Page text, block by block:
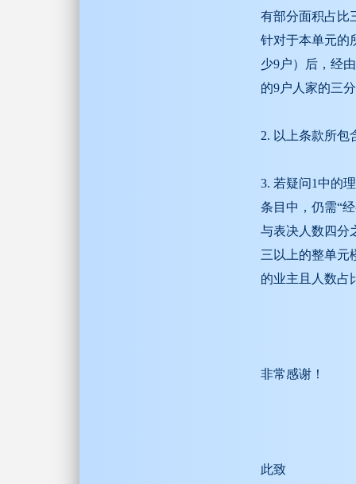
有部分面积占比
针对于本单元的
少9户）后，经
的9户人家的三
2. 以上条款所包
3. 若疑问1中的
条目中，仍需“
与表决人数四分
三以上的整单元
的业主且人数占
非常感谢！
此致